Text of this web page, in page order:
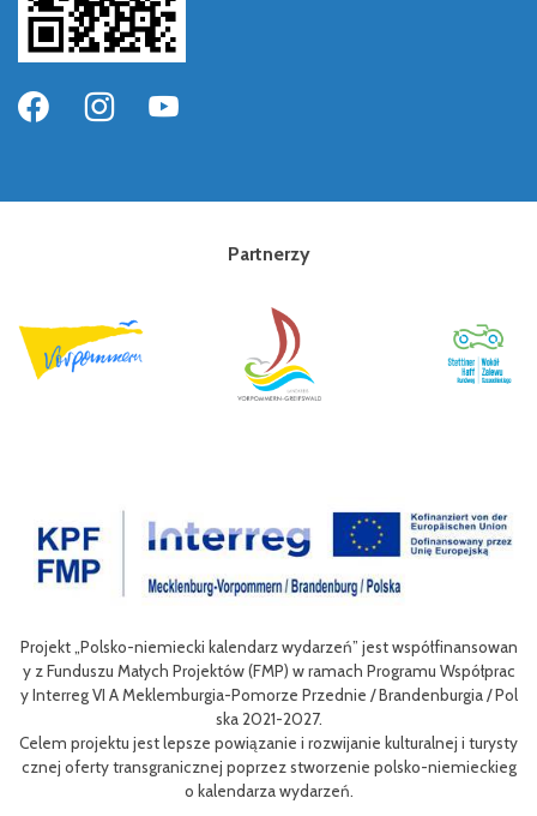
Partnerzy
Współprac
/ Pol
i turysty
niemieckieg
Celem III Polsko-Niemieckich Dni Turystyki Rowerowej jest
nie oferty turystycznej oraz ułatwienie transgranicznego
niej dla mieszkańców obszaru Euroregionu Pomerania jak i
w odwiedzających region.
Efektem planowanych działań jest przybliżenie zwykłym
m rowerów możliwości różnych tras oraz miejsc do
aangażowanie prawdziwych rowerowych pasjonatów w